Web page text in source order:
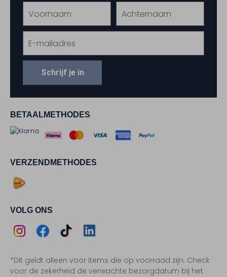
BETAALMETHODES
VERZENDMETHODES
VOLG ONS
Instagram
Facebook
TikTokLinkedIn
*Dit geldt alleen voor items die op voorraad zijn. Check
voor de zekerheid de verwachte bezorgdatum bij het
Schrijf je in